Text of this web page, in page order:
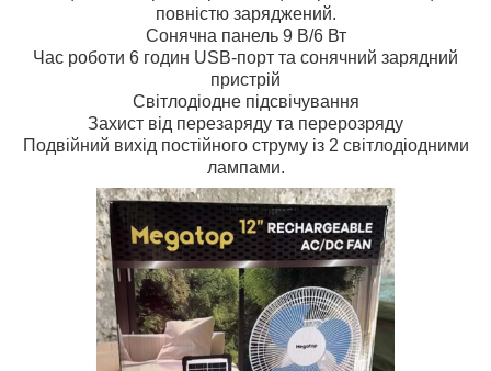
повністю заряджений.
Сонячна панель 9 В/6 Вт
Час роботи 6 годин USB-порт та сонячний зарядний
пристрій
Світлодіодне підсвічування
Захист від перезаряду та перерозряду
Подвійний вихід постійного струму із 2 світлодіодними
лампами.